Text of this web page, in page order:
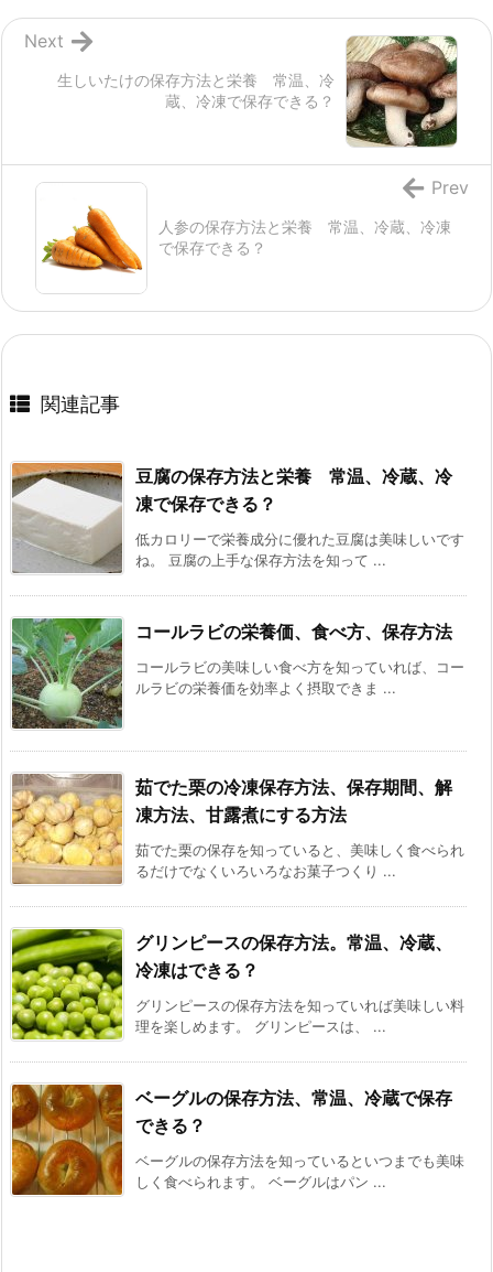
生しいたけの保存方法と栄養 常温、冷
蔵、冷凍で保存できる？
Next
人参の保存方法と栄養 常温、冷蔵、冷凍
で保存できる？
Prev
関連記事
豆腐の保存方法と栄養 常温、冷蔵、冷
凍で保存できる？
低カロリーで栄養成分に優れた豆腐は美味しいです
ね。 豆腐の上手な保存方法を知って ...
コールラビの栄養価、食べ方、保存方法
コールラビの美味しい食べ方を知っていれば、コー
ルラビの栄養価を効率よく摂取できま ...
茹でた栗の冷凍保存方法、保存期間、解
凍方法、甘露煮にする方法
茹でた栗の保存を知っていると、美味しく食べられ
るだけでなくいろいろなお菓子つくり ...
グリンピースの保存方法。常温、冷蔵、
冷凍はできる？
グリンピースの保存方法を知っていれば美味しい料
理を楽しめます。 グリンピースは、 ...
ベーグルの保存方法、常温、冷蔵で保存
できる？
ベーグルの保存方法を知っているといつまでも美味
しく食べられます。 ベーグルはパン ...